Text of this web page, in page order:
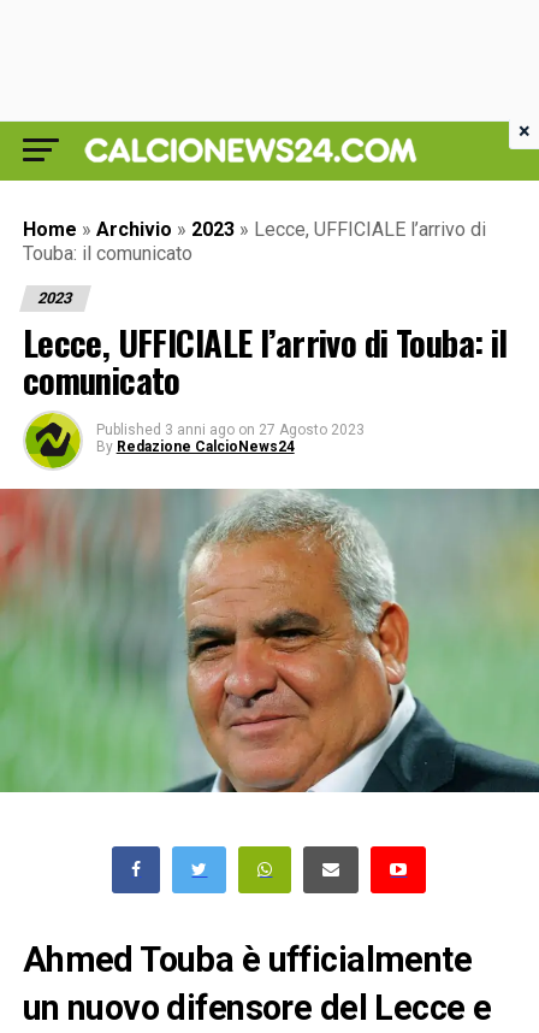
Home » Archivio » 2023 » Lecce, UFFICIALE l’arrivo di
Touba: il comunicato
2023
Lecce, UFFICIALE l’arrivo di Touba: il
comunicato
Published 3 anni ago on 27 Agosto 2023
By Redazione CalcioNews24
Ahmed Touba è ufficialmente
un nuovo difensore del Lecce e
×